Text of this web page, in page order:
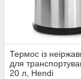
Термос із
для
20 л, Hendi